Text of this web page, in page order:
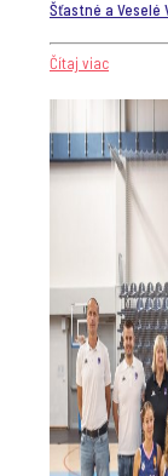
Šťastné a Veselé
Čítaj viac